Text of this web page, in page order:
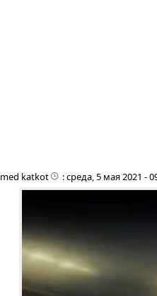
katkot :среда, 5 мая 2021 -